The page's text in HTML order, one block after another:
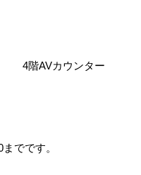
4階AVカウンター
でです。